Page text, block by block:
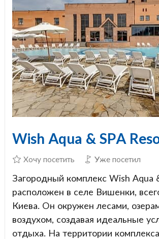
Wish Aqua & SPA
Хочу посетить Уже посетил
Загородный комплекс Wish Aqua
расположен в селе Вишенки,
Киева. Он окружен лесами,
воздухом, создавая идеальные
отдыха. На территории